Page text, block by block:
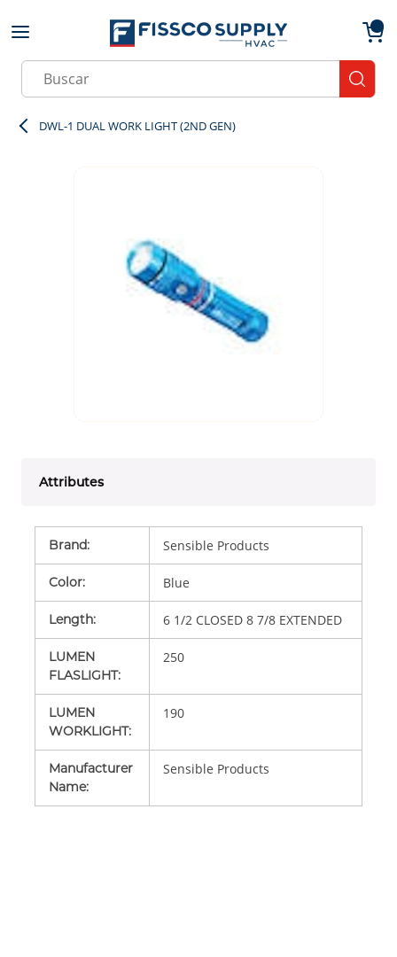
Skip to main content
Site Search
DWL-1 DUAL WORK LIGHT (2ND GEN)
Attributes
Brand: Sensible Products
Color: Blue
Length: 6 1/2 CLOSED 8 7/8 EXTENDED
LUMEN
FLASLIGHT:
250
LUMEN
WORKLIGHT:
190
Manufacturer
Name:
Sensible Products